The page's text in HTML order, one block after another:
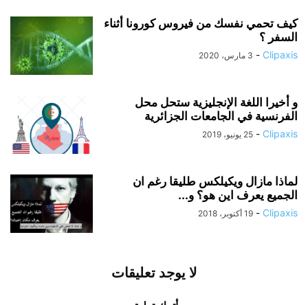
كيف تحمي نفسك من فيروس كورونا أثناء
السفر ؟
Clipaxis
- 3 مارس، 2020
و أخيرا اللغة الإنجليزية ستحل محل
الفرنسية في الجامعات الجزائرية
Clipaxis
- 25 يونيو، 2019
لماذا مازال ويكيلكس طليقا رغم ان
الجميع يعرف اين هو؟ و...
Clipaxis
- 19 أكتوبر، 2018
لا يوجد تعليقات